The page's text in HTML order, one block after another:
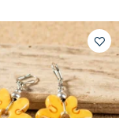
à
votre